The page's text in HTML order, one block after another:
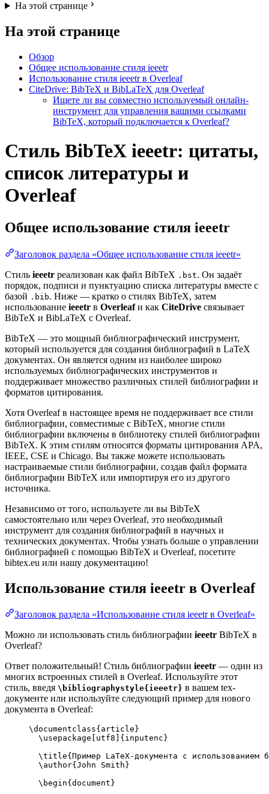
На этой странице
На этой странице
Обзор
Общее использование стиля ieeetr
Использование стиля ieeetr в Overleaf
CiteDrive: BibTeX и BibLaTeX для Overleaf
Ищете ли вы совместно используемый онлайн-
инструмент для управления вашими ссылками
BibTeX, который подключается к Overleaf?
Стиль BibTeX ieeetr: цитаты,
список литературы и
Overleaf
Общее использование стиля ieeetr
Заголовок раздела «Общее использование стиля ieeetr»
Стиль ieeetr реализован как файл BibTeX .bst. Он задаёт
порядок, подписи и пунктуацию списка литературы вместе с
базой .bib. Ниже — кратко о стилях BibTeX, затем
использование ieeetr в Overleafи как CiteDrive связывает
BibTeX и BibLaTeX с Overleaf.
BibTeX — это мощный библиографический инструмент,
который используется для создания библиографий в LaTeX
документах. Он является одним из наиболее широко
используемых библиографических инструментов и
поддерживает множество различных стилей библиографии и
форматов цитирования.
Хотя Overleaf в настоящее время не поддерживает все стили
библиографии, совместимые с BibTeX, многие стили
библиографии включены в библиотеку стилей библиографии
BibTeX. К этим стилям относятся форматы цитирования APA,
IEEE, CSE и Chicago. Вы также можете использовать
настраиваемые стили библиографии, создав файл формата
библиографии BibTeX или импортируя его из другого
источника.
Независимо от того, используете ли вы BibTeX
самостоятельно или через Overleaf, это необходимый
инструмент для создания библиографий в научных и
технических документах. Чтобы узнать больше о управлении
библиографией с помощью BibTeX и Overleaf, посетите
bibtex.eu или нашу документацию!
Использование стиля ieeetr в Overleaf
Заголовок раздела «Использование стиля ieeetr в Overleaf»
Можно ли использовать стиль библиографии ieeetr BibTeX в
Overleaf?
Ответ положительный! Стиль библиографии ieeetr — один из
многих встроенных стилей в Overleaf. Используйте этот
стиль, введя \bibliographystyle{ieeetr} в вашем tex-
документе или используйте следующий пример для нового
документа в Overleaf:
\documentclass{ article }
\usepackage
utf8 ]{ inputenc }
\title{Пример LaTeX-документа с
\author{John Smith}
\begin{ document }